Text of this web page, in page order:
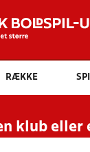
RESULTATER,
HOLD
RÆKKE
klub eller